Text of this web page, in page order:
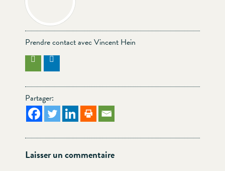
Prendre contact avec Vincent Hein
Partager:
Laisser un commentaire